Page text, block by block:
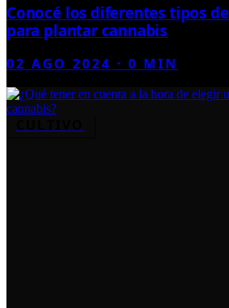
Conocé los diferentes tipos
para plantar cannabis
02 AGO 2024 ·0 MIN